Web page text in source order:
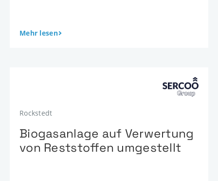
Mehr lesen
Rockstedt
Biogasanlage auf Verwertung
von Reststoffen umgestellt